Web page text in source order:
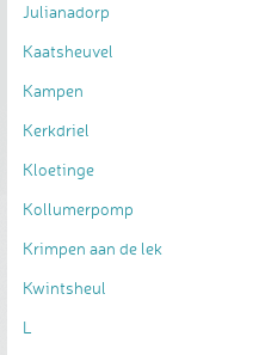
Julianadorp
Kaatsheuvel
Kampen
Kerkdriel
Kloetinge
Kollumerpomp
Krimpen aan de lek
Kwintsheul
L